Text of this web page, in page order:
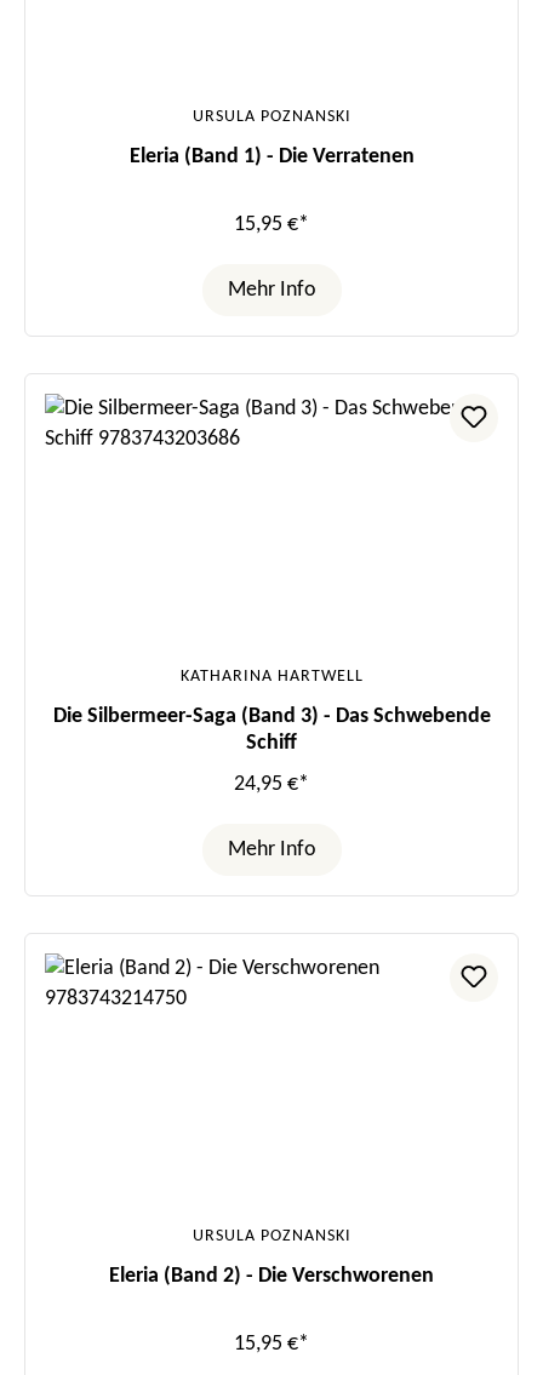
URSULA POZNANSKI
Eleria (Band 1) - Die Verratenen
15,95 €*
Mehr Info
KATHARINA HARTWELL
Die Silbermeer-Saga (Band 3) - Das Schwebende
Schiff
24,95 €*
Mehr Info
URSULA POZNANSKI
Eleria (Band 2) - Die Verschworenen
15,95 €*